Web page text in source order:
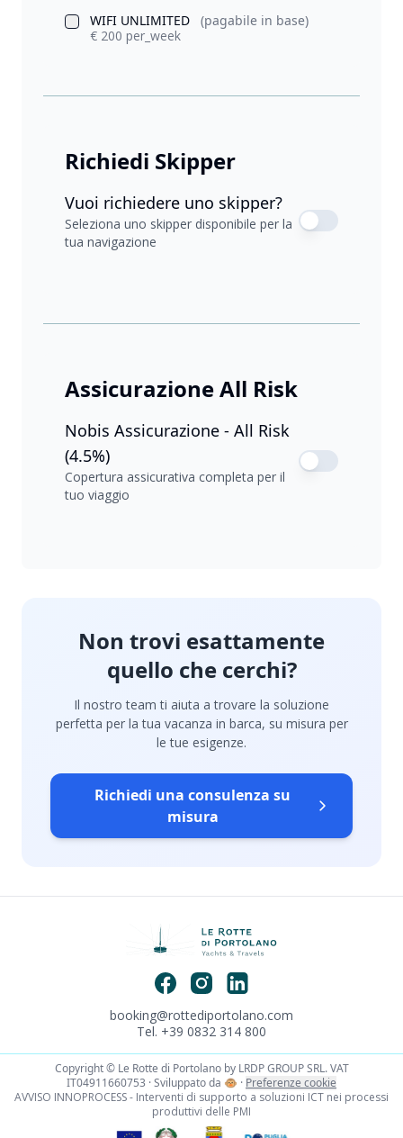
WIFI UNLIMITED
(pagabile in base)
€ 200 per_week
Richiedi Skipper
Vuoi richiedere uno skipper?
Seleziona uno skipper disponibile per la
tua navigazione
Assicurazione All Risk
Nobis Assicurazione - All Risk
(4.5%)
Copertura assicurativa completa per il
tuo viaggio
Non trovi esattamente
quello che cerchi?
Il nostro team ti aiuta a trovare la soluzione
perfetta per la tua vacanza in barca, su misura per
le tue esigenze.
Richiedi una consulenza su
misura
booking@rottediportolano.com
Tel. +39 0832 314 800
Copyright © Le Rotte di Portolano by LRDP GROUP SRL. VAT
IT04911660753 · Sviluppato da 🐵 · Preferenze cookie
AVVISO INNOPROCESS - Interventi di supporto a soluzioni ICT nei processi
produttivi delle PMI